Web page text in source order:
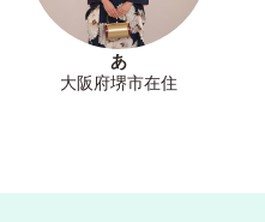
あ
大阪府堺市在住